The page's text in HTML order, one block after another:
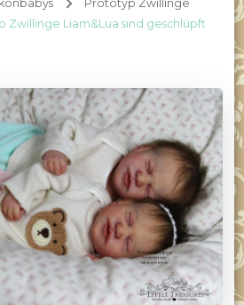
Prototyp Zwillinge
Zwillinge Liam&Lua sind geschlüpft